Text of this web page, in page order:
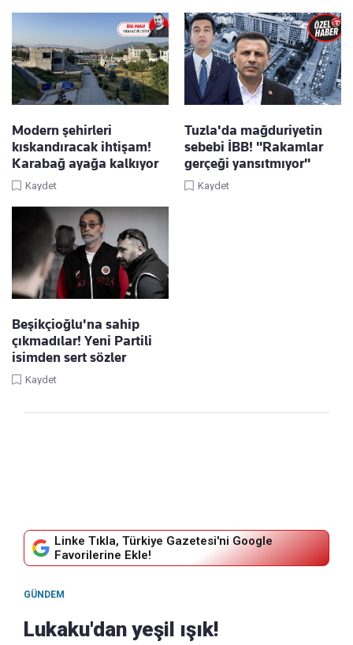
Modern şehirleri
kıskandıracak ihtişam!
Karabağ ayağa kalkıyor
Kaydet
Tuzla'da mağduriyetin
sebebi İBB! "Rakamlar
gerçeği yansıtmıyor"
Kaydet
Beşikçioğlu'na sahip
çıkmadılar! Yeni Partili
isimden sert sözler
Kaydet
Linke Tıkla, Türkiye Gazetesi'ni Google
Favorilerine Ekle!
GÜNDEM
Lukaku'dan yeşil ışık!